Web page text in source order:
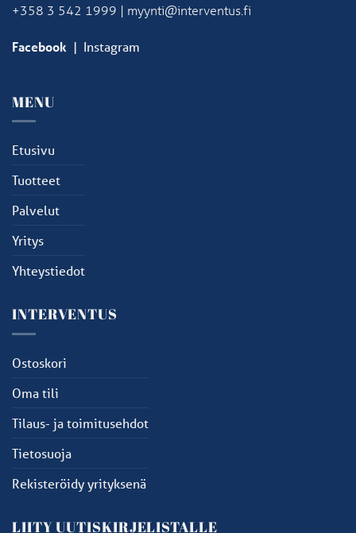
+358 3 542 1999 | myynti@interventus.fi
Facebook | Instagram
MENU
Etusivu
Tuotteet
Palvelut
Yritys
Yhteystiedot
INTERVENTUS
Ostoskori
Oma tili
Tilaus- ja toimitusehdot
Tietosuoja
Rekisteröidy yrityksenä
LIITY UUTISKIRJELISTALLE